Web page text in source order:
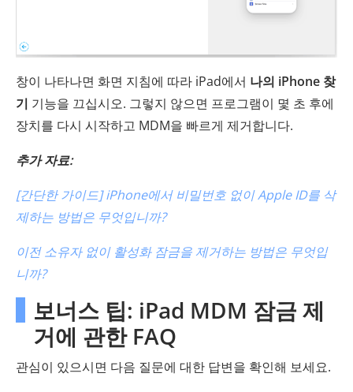
창이 나타나면 화면 지침에 따라 iPad에서 나의 iPhone 찾
기 기능을 끄십시오. 그렇지 않으면 프로그램이 몇 초 후에
장치를 다시 시작하고 MDM을 빠르게 제거합니다.
추가 자료:
[간단한 가이드] iPhone에서 비밀번호 없이 Apple ID를 삭
제하는 방법은 무엇입니까?
이전 소유자 없이 활성화 잠금을 제거하는 방법은 무엇입
니까?
보너스 팁: iPad MDM 잠금 제
거에 관한 FAQ
관심이 있으시면 다음 질문에 대한 답변을 확인해 보세요.